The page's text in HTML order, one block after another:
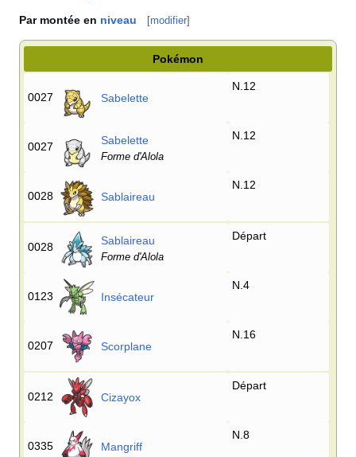
Par montée en niveau [modifier]
Pokémon
0027 Sabelette
N.12
0027 Sabelette
Forme d'Alola
N.12
0028 Sablaireau
N.12
0028 Sablaireau
Forme d'Alola
Départ
0123 Insécateur
N.4
0207 Scorplane
N.16
0212 Cizayox
Départ
0335 Mangriff
N.8